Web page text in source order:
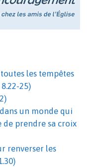
les tempêtes
25)
un monde qui
prendre sa croix
renverser les